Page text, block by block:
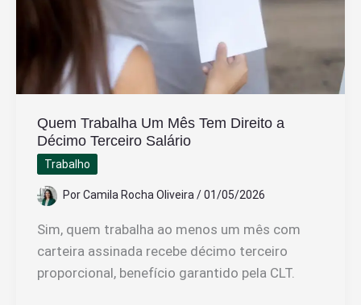
Quem Trabalha Um Mês Tem Direito a
Décimo Terceiro Salário
Trabalho
PorCamila Rocha Oliveira /01/05/2026
Sim, quem trabalha ao menos um mês com
carteira assinada recebe décimo terceiro
proporcional, benefício garantido pela CLT.